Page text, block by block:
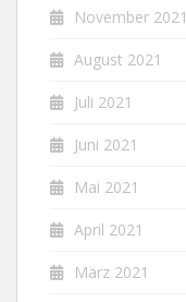
November 2021
August 2021
Juli 2021
Juni 2021
Mai 2021
April 2021
März 2021